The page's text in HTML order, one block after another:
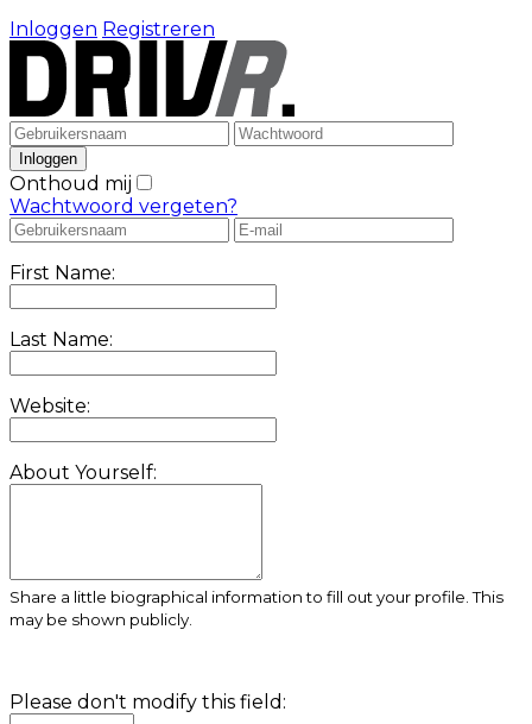
Inloggen Registreren
Onthoud mij
Wachtwoord vergeten?
First Name:
Last Name:
Website:
About Yourself:
Share a little biographical information to fill out your profile. This
may be shown publicly.
Please don't modify this field: